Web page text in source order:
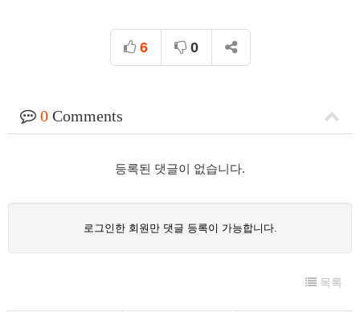
6 0
0 Comments
등록된 댓글이 없습니다.
로그인한 회원만 댓글 등록이 가능합니다.
목록